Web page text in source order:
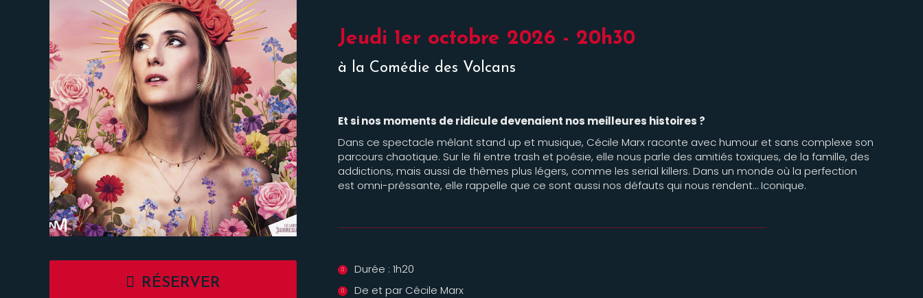
RÉSERVER
Jeudi 1er octobre 2026 - 20h30
à la Comédie des Volcans
Et si nos moments de ridicule devenaient nos meilleures histoires ?
Dans ce spectacle mêlant stand up et musique, Cécile Marx raconte avec humour et sans complexe son
parcours chaotique. Sur le fil entre trash et poésie, elle nous parle des amitiés toxiques, de la famille, des
addictions, mais aussi de thèmes plus légers, comme les serial killers. Dans un monde où la perfection
est omni-préssante, elle rappelle que ce sont aussi nos défauts qui nous rendent… Iconique.
Durée : 1h20
De et par Cécile Marx